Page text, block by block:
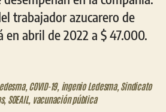
trabajador azucarero de
en abril de 2022 a $ 47.000.
, COVID-19, ingenio Ledesma, Sindicato
, SOEAIL, vacunación pública